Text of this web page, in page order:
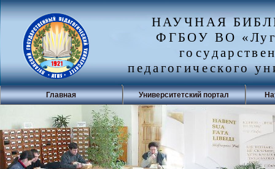
НАУЧНАЯ
ФГБОУ ВО
педагогического
Главная Университетский портал